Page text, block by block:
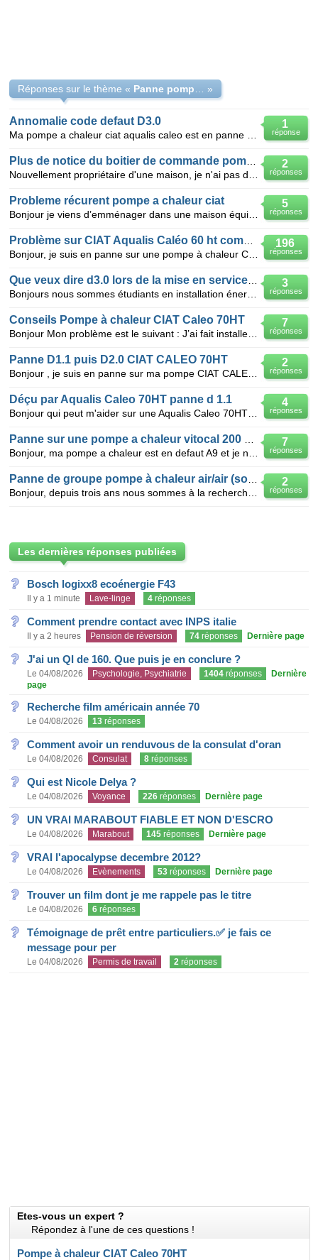
Réponses sur le thème « »
1
réponse
Annomalie code defaut D3.0
2
réponses
5
réponses
Probleme récurent pompe a chaleur ciat
196
réponses
3
réponses
7
réponses
Conseils Pompe à chaleur CIAT Caleo 70HT
2
réponses
Panne D1.1 puis D2.0 CIAT CALEO 70HT
4
réponses
Déçu par Aqualis Caleo 70HT panne d 1.1
7
réponses
2
réponses
Les dernières réponses publiées
Bosch logixx8 ecoénergie F43
Il y a 1 minute Lave-linge 4 réponses
Comment prendre contact avec INPS italie
Il y a 2 heures Pension de réversion 74 réponses Dernière page
J'ai un QI de 160. Que puis je en conclure ?
Le 04/08/2026 Psychologie, Psychiatrie 1404 réponses
Dernière
page
Recherche film américain année 70
Le 04/08/2026 13 réponses
Comment avoir un renduvous de la consulat d'oran
Le 04/08/2026 Consulat 8 réponses
Qui est Nicole Delya ?
Le 04/08/2026 Voyance 226 réponses Dernière page
UN VRAI MARABOUT FIABLE ET NON D'ESCRO
Le 04/08/2026 Marabout 145 réponses Dernière page
VRAI l'apocalypse decembre 2012?
Le 04/08/2026 Evènements 53 réponses Dernière page
Trouver un film dont je me rappele pas le titre
Le 04/08/2026 6 réponses
Témoignage de prêt entre particuliers.✅ je fais ce
message pour per
Le 04/08/2026 Permis de travail 2 réponses
Etes-vous un expert ?
Répondez à l'une de ces questions !
Pompe à chaleur CIAT Caleo 70HT